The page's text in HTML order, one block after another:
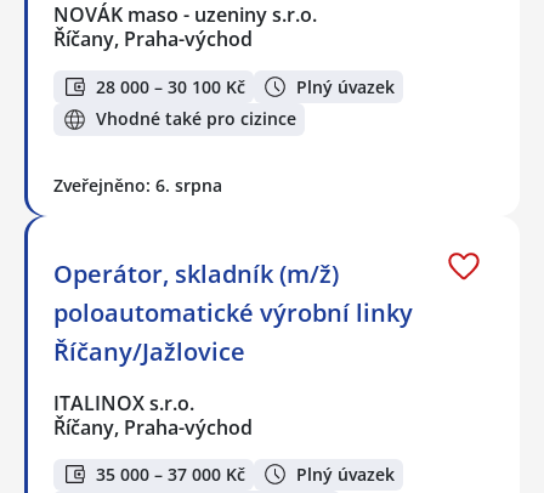
NOVÁK maso - uzeniny s.r.o.
Říčany, Praha-východ
28 000 – 30 100 Kč
Plný úvazek
Vhodné také pro cizince
Zveřejněno: 6. srpna
Operátor, skladník (m/ž)
poloautomatické výrobní linky
Říčany/Jažlovice
ITALINOX s.r.o.
Říčany, Praha-východ
35 000 – 37 000 Kč
Plný úvazek